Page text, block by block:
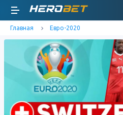
Главная Евро-2020